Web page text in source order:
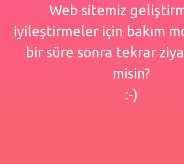
Web sitemiz
iyileştirmeler için bakım
bir süre sonra tekrar
misin?
:-)